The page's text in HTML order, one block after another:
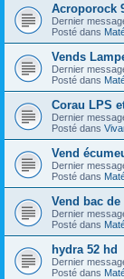
Acroporock
Dernier
Posté dans
Vends
Dernier
Posté dans
Corau LPS
Dernier
Posté dans
Vend
Dernier
Posté dans
Vend bac
Dernier
Posté dans
hydra 52 hd
Dernier
Posté dans